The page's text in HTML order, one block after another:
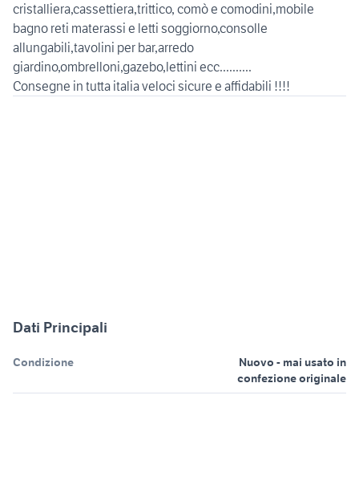
cristalliera,cassettiera,trittico, comò e comodini,mobile
bagno reti materassi e letti soggiorno,consolle
allungabili,tavolini per bar,arredo
giardino,ombrelloni,gazebo,lettini ecc..........
Consegne in tutta italia veloci sicure e affidabili !!!!
Dati Principali
Condizione
Nuovo - mai usato in
confezione originale